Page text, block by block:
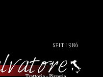
seit 1986